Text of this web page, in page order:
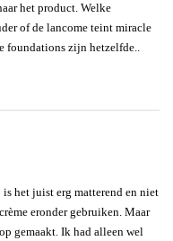
het product. Welke
of de lancome teint miracle
foundations zijn hetzelfde..
het juist erg matterend en niet
eronder gebruiken. Maar
gemaakt. Ik had alleen wel